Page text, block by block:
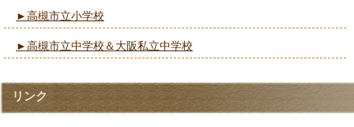
►高槻市立小学校
►高槻市立中学校＆大阪私立中学校
リンク